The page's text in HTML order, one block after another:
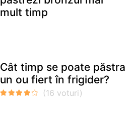
mult timp
Cât timp se poate păstra
un ou fiert în frigider?